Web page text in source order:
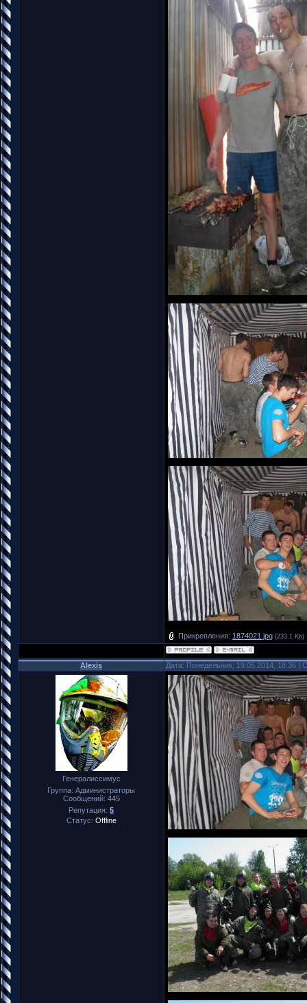
Прикрепления: 1874021.jpg (233.1 Kb)
Alexis Дата: Понедельник, 19.05.2014, 18:36 |
Генералиссимус
Группа: Администраторы
Сообщений: 445
Репутация: 5
Статус: Offline